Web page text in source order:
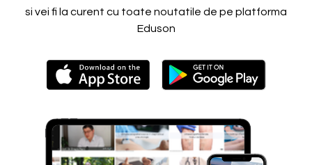
si vei fi la curent cu toate noutatile de pe platforma
Eduson